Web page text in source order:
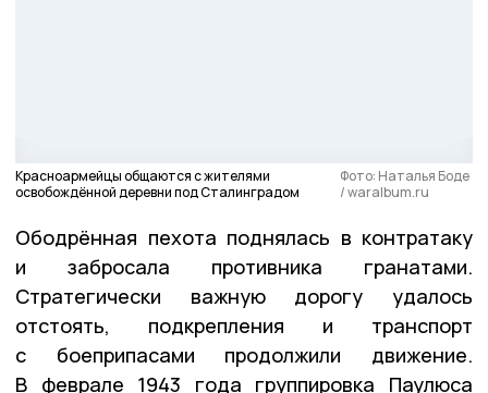
Красноармейцы общаются с жителями
освобождённой деревни под Сталинградом
Фото: Наталья Боде
/ waralbum.ru
Ободрённая пехота поднялась в контратаку
и забросала противника гранатами.
Стратегически важную дорогу удалось
отстоять, подкрепления и транспорт
с боеприпасами продолжили движение.
В феврале 1943 года группировка Паулюса